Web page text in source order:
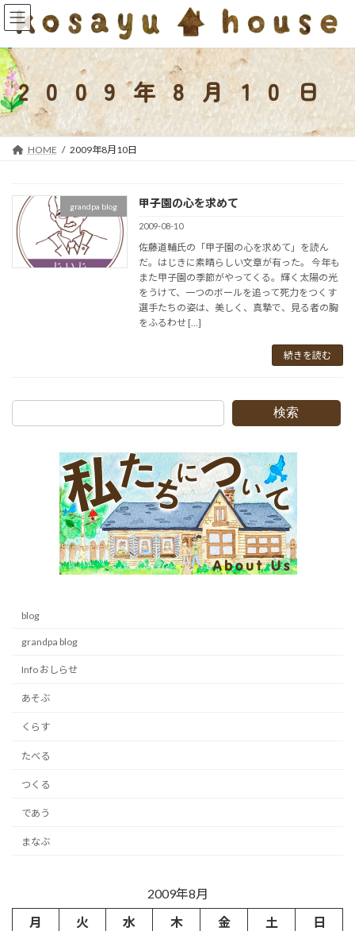
コ
ン
ン
ツ
へ
ス
キ
ッ
ナ
ビ
ー
シ
ョ
ン
に
移
2009年8月10日
HOME 2009年8月10日
grandpa blog 甲子園の心を求めて
2009-08-10
佐藤道輔氏の「甲子園の心を求めて」を読ん
だ。はじきに素晴らしい文章が有った。 今年も
また甲子園の季節がやってくる。輝く太陽の光
をうけて、一つのボールを追って死力をつくす
選手たちの姿は、美しく、真摯で、見る者の胸
をふるわせ […]
続きを読む
検索
blog
grandpa blog
Info おしらせ
あそぶ
くらす
たべる
つくる
であう
まなぶ
2009年8月
月
火 水 木 金 土
日